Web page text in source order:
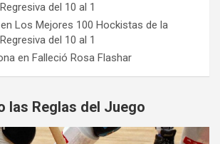
del 10 al 1
en Los Mejores 100 Hockistas de la
del 10 al 1
en Falleció Rosa Flashar
las Reglas del Juego